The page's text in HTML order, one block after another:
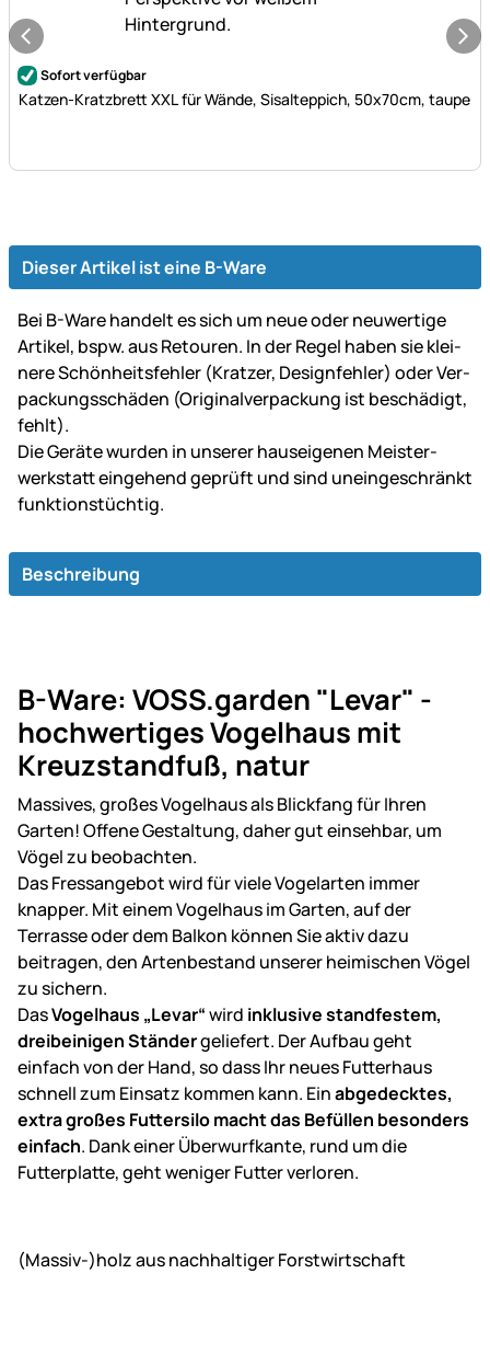
Noch keine Bewertungen abgegeben
Sofort verfügbar
Katzen-Kratzbrett XXL für Wände, Sisalteppich, 50x70cm, taupe
Dieser Artikel ist eine B-Ware
Bei B-Ware handelt es sich um neue oder neu­wer­tige
Artikel, bspw. aus Retouren. In der Regel haben sie klei­
ne­re Schön­heits­fehler (Kratzer, Design­fehler) oder Ver­
packungs­schäden (Original­ver­packung ist be­schä­digt,
fehlt).
Die Geräte wurden in unserer haus­ei­ge­nen Mei­ster­
werk­statt ein­gehend ge­prüft und sind un­ein­ge­schränkt
funk­tions­tüch­tig.
Beschreibung
B-Ware: VOSS.garden "Levar" -
hochwertiges Vogelhaus mit
Kreuzstandfuß, natur
Massives, großes Vogelhaus als Blickfang für Ihren
Garten! Offene Gestaltung, daher gut einsehbar, um
Vögel zu beobachten.
Das Fressangebot wird für viele Vogelarten immer
knapper. Mit einem Vogelhaus im Garten, auf der
Terrasse oder dem Balkon können Sie aktiv dazu
beitragen, den Artenbestand unserer heimischen Vögel
zu sichern.
DasVogelhaus „Levar“wird inklusive standfestem,
dreibeinigen Ständergeliefert. Der Aufbau geht
einfach von der Hand, so dass Ihr neues Futterhaus
schnell zum Einsatz kommen kann. Einabgedecktes,
extra großes Futtersilo macht das Befüllen besonders
einfach. Dank einer Überwurfkante, rund um die
Futterplatte, geht weniger Futter verloren.
(Massiv-)holz aus nachhaltiger Forstwirtschaft